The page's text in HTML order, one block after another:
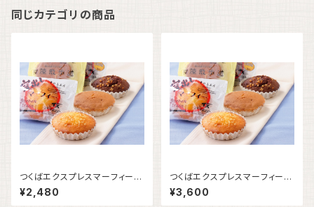
同じカテゴリの商品
つくばエクスプレスマーフィー
10個入
¥2,480
つくばエクスプレスマーフィー
15個入
¥3,600